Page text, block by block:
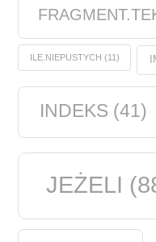
ILE.NIEPUSTYCH (11)
INDEKS (41)
JEŻELI